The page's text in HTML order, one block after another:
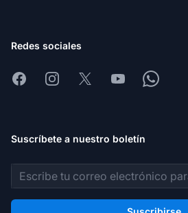
Redes sociales
FacebookInstagram
X YoutubeWhatsapp
Suscríbete a nuestro boletín
Dirección de correo electrónico